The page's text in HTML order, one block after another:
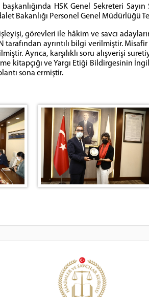
HSK Genel Sekreteri
Bakanlığı Personel Genel Müdürlüğü
görevleri ile hâkim ve savcı
tarafından ayrıntılı bilgi verilmiştir.
Ayrıca, karşılıklı soru alışverişi
kitapçığı ve Yargı Etiği Bildirgesinin
sona ermiştir.